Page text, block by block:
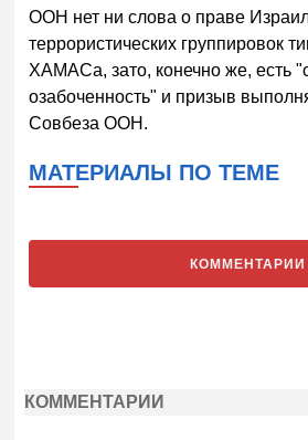
ООН нет ни слова о праве
террористических группировок
ХАМАСа, зато, конечно же, есть
озабоченность" и призыв
Совбеза ООН.
МАТЕРИАЛЫ ПО ТЕМЕ
КОММЕНТАРИИ
КОММЕНТАРИИ